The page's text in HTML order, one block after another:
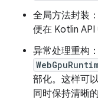
全局方法封装
便在 Kotlin API
异常处理重构
部化。这样可
同时保持清晰